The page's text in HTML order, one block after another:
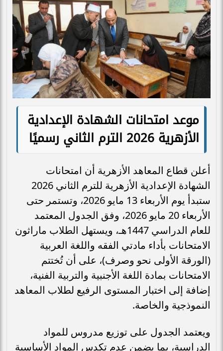
موعد امتحانات الشهادة الإعدادية
الأزهرية 2026 الترم الثاني رسميًا
أعلن قطاع المعاهد الأزهرية أن امتحانات
الشهادة الإعدادية الأزهرية للترم الثاني 2026
ستبدأ يوم الأربعاء 13 مايو 2026، وتستمر حتى
الأربعاء 20 مايو 2026، وفق الجدول المعتمد
للعام الدراسي 1447هـ، ويستهل الطلاب ماراثون
الامتحانات بأداء مادتي الفقه واللغة العربية
(الورقة الأولى نحو وصرف)، على أن تُختتم
الامتحانات بمادة اللغة الأجنبية والتربية الفنية،
إضافة إلى اختبار المستوى الرفيع لطلاب المعاهد
النموذجية والخاصة.
ويعتمد الجدول على توزيع مدروس للمواد
الدراسية، بما يضمن عدم تكدس المواد الأساسية